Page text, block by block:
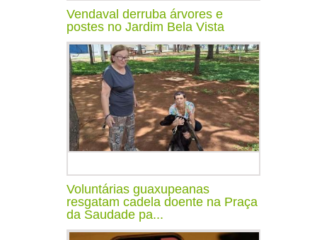
Vendaval derruba árvores e
postes no Jardim Bela Vista
Voluntárias guaxupeanas
resgatam cadela doente na Praça
da Saudade pa...